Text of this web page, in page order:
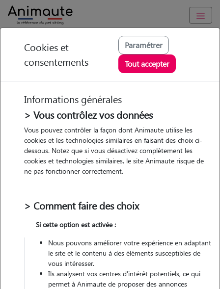
Animaute Occitanie Montpellier
Armelle - Petsitter à
MONTPELLIER
• 30 ans
Non véhiculé
Contacter
L'envoi d'une demande est sans engagement
Cookies et
consentements
Paramétrer
Tout accepter
Informations générales
> Vous contrôlez vos données
Vous pouvez contrôler la façon dont Animaute utilise les
cookies et les technologies similaires en faisant des choix ci-
dessous. Notez que si vous désactivez complètement les
cookies et technologies similaires, le site Animaute risque de
ne pas fonctionner correctement.
> Comment faire des choix
Si cette option est activée :
Nous pouvons améliorer votre expérience en adaptant
le site et le contenu à des éléments susceptibles de
vous intéresser.
Ils analysent vos centres d'intérêt potentiels, ce qui
permet à Animaute de proposer des annonces